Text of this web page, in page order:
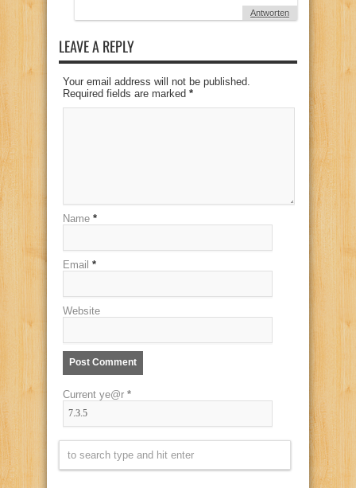
Antworten
LEAVE A REPLY
Your email address will not be published.
Required fields are marked *
Name *
Email *
Website
Current ye@r *